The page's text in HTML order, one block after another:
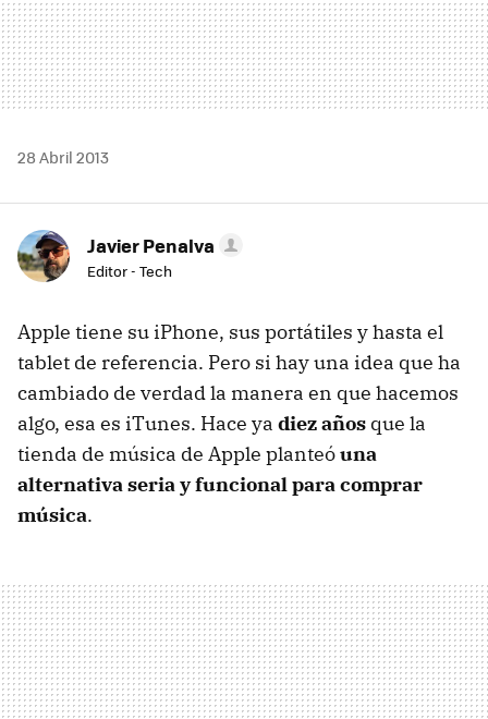
28 Abril 2013
Javier Penalva
Editor - Tech
Apple tiene su iPhone, sus portátiles y hasta el
tablet de referencia. Pero si hay una idea que ha
cambiado de verdad la manera en que hacemos
algo, esa es iTunes. Hace ya diez años que la
tienda de música de Apple planteóuna
alternativa seria y funcional para comprar
música.